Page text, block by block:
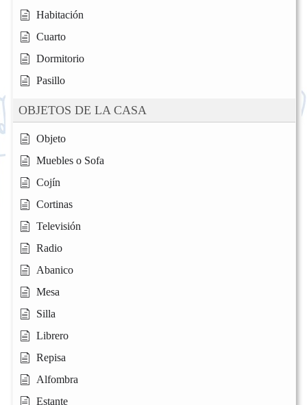
Habitación
Cuarto
Dormitorio
Pasillo
OBJETOS DE LA CASA
Objeto
Muebles o Sofa
Cojín
Cortinas
Televisión
Radio
Abanico
Mesa
Silla
Librero
Repisa
Alfombra
Estante